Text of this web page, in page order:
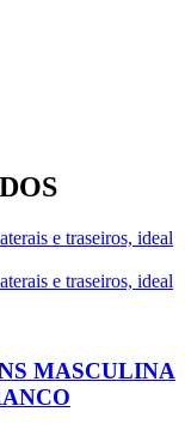
MASCULINA